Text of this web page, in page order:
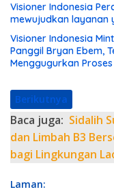
Visioner Indonesia
mewujudkan layanan
Visioner Indonesia
Panggil Bryan Ebem,
Menggugurkan
Berikutnya
Baca juga: Sidalih
dan Limbah B3
bagi Lingkungan
Laman: